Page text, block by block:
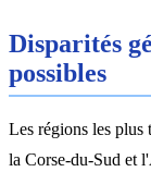
Disparités
possibles
Les régions les plus
la Corse-du-Sud et